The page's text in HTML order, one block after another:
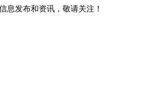
息发布和资讯，敬请关注！